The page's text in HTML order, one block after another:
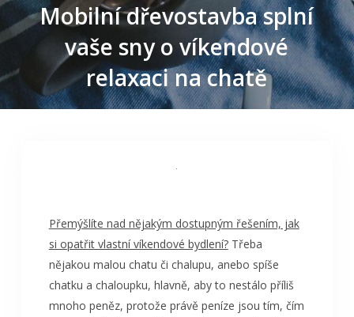
Mobilní dřevostavba splní
vaše sny o víkendové
relaxaci na chatě
Přemýšlíte nad nějakým dostupným řešením, jak
si opatřit vlastní víkendové bydlení?Třeba
nějakou malou chatu či chalupu, anebo spíše
chatku a chaloupku, hlavně, aby to nestálo příliš
mnoho peněz, protože právě peníze jsou tím, čím